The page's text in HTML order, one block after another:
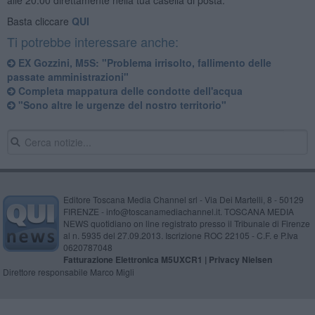
Basta cliccare QUI
Ti potrebbe interessare anche:
EX Gozzini, M5S: "Problema irrisolto, fallimento delle
passate amministrazioni"
Completa mappatura delle condotte dell'acqua
"Sono altre le urgenze del nostro territorio"
Editore Toscana Media Channel srl - Via Dei Martelli, 8 - 50129
FIRENZE - info@toscanamediachannel.it. TOSCANA MEDIA
NEWS quotidiano on line registrato presso il Tribunale di Firenze
al n. 5935 del 27.09.2013. Iscrizione ROC 22105 - C.F. e P.Iva
0620787048
Fatturazione Elettronica M5UXCR1 | Privacy Nielsen
Direttore responsabile Marco Migli